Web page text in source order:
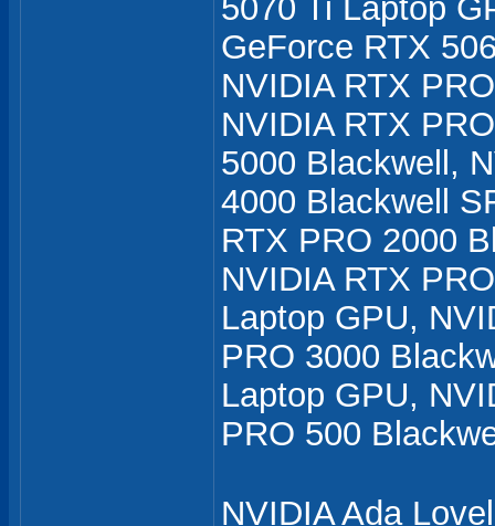
5070 Ti Laptop
GeForce RTX
NVIDIA RTX
NVIDIA RTX
5000 Blackwell,
4000 Blackwell
RTX PRO 2000
NVIDIA RTX
Laptop GPU,
PRO 3000
Laptop GPU,
PRO 500
NVIDIA Ada